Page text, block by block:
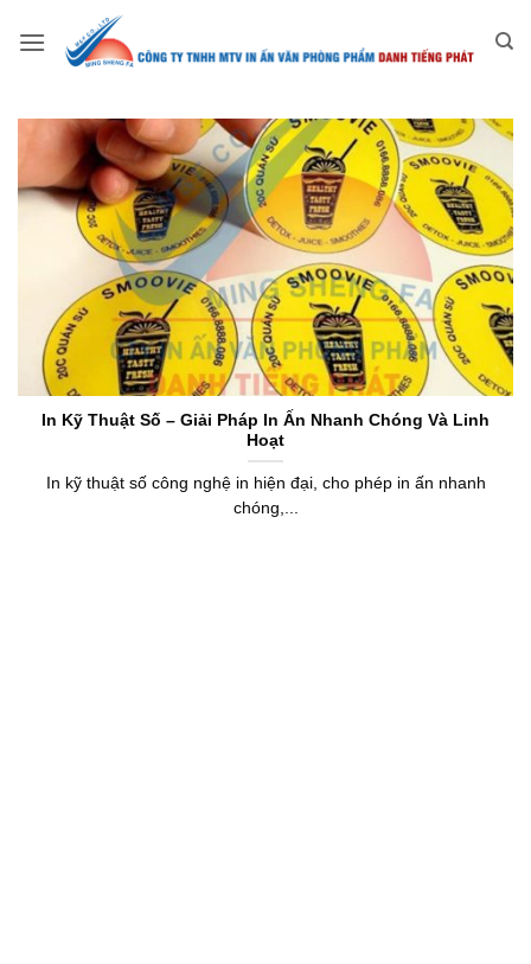
qua
In Kỹ Thuật Số – Giải Pháp In Ấn Nhanh Chóng Và Linh
Hoạt
In kỹ thuật số công nghệ in hiện đại, cho phép in ấn nhanh
chóng,...